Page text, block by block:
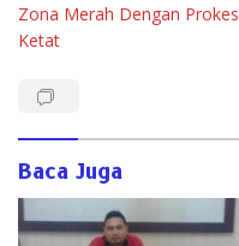
Zona Merah Dengan Prokes
Ketat
Baca Juga